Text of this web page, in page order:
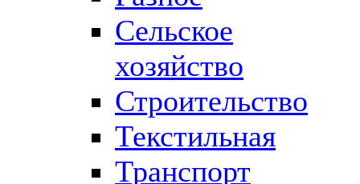
Сельское
хозяйство
Строительство
Текстильная
Транспорт